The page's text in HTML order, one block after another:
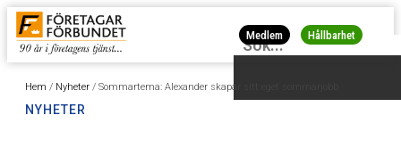
Medlem Hållbarhet
Hem / Nyheter / Sommartema: Alexander skapar sitt eget sommarjobb
NYHETER